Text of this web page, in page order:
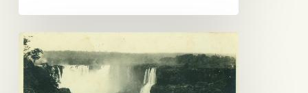
Saltos
del
río